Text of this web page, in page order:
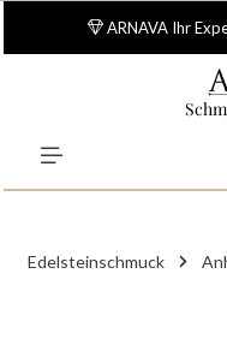
Zum Hauptinhalt springen
ARNAVA Ihr
Edelsteinschmuck